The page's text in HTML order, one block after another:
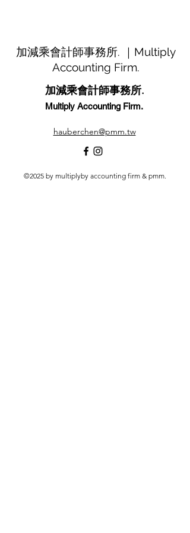
加減乘會計師事務所. ｜Multiply
Accounting Firm.
加減乘會計師事務所.
Multiply Accounting Firm.
hauberchen@pmm.tw
©2025 by multiplyby accounting firm & pmm.